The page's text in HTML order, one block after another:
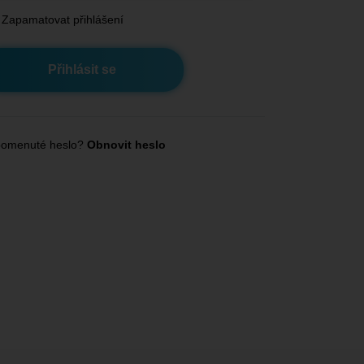
Zapamatovat přihlášení
heslo? Obnovit heslo